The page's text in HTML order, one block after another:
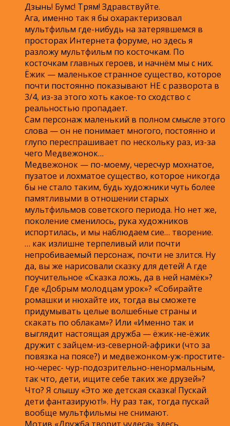
Дзынь! Бумс! Трям! Здравствуйте.
Ага, именно так я бы охарактеризовал
мультфильм где-нибудь на затерявшемся в
просторах Интернета форуме, но здесь я
разложу мультфильм по косточкам. По
косточкам главных героев, и начнём мы с них.
Ёжик — маленькое странное существо, которое
почти постоянно показывают НЕ с разворота в
3/4, из-за этого хоть какое-то сходство с
реальностью пропадает.
Сам персонаж маленький в полном смысле этого
слова — он не понимает многого, постоянно и
глупо переспрашивает по нескольку раз, из-за
чего Медвежонок…
Медвежонок — по-моему, чересчур мохнатое,
пузатое и лохматое существо, которое никогда
бы не стало таким, будь художники чуть более
памятливыми в отношении старых
мультфильмов советского периода. Но нет же,
поколение сменилось, рука художников
испортилась, и мы наблюдаем сие… творение.
… как излишне терпеливый или почти
непробиваемый персонаж, почти не злится. Ну
да, вы же нарисовали сказку для детей! А где
поучительное «Сказка ложь, да в ней намёк»?
Где «Добрым молодцам урок»? «Собирайте
ромашки и нюхайте их, тогда вы сможете
придумывать целые волшебные страны и
скакать по облакам»? Или «Именно так и
выглядит настоящая дружба — ёжик-не-ёжик
дружит с зайцем-из-северной-африки (что за
повязка на поясе?) и медвежонком-уж-простите-
но-черес- чур-подозрительно-ненормальным,
так что, дети, ищите себе таких же друзей»?
Что? Я слышу «Это же детская сказка! Пускай
дети фантазируют!». Ну раз так, тогда пускай
вообще мультфильмы не снимают.